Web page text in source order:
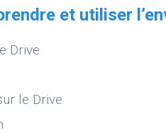
et utiliser
Drive
le Drive